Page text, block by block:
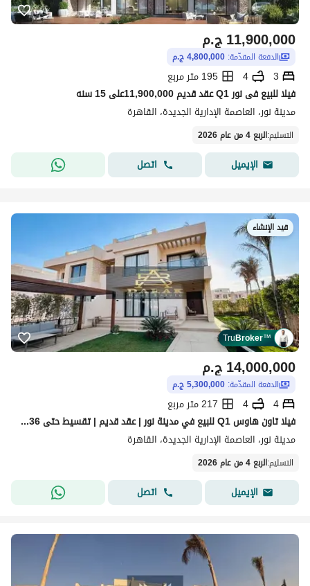
ج.م11,900,000
الدفعة المقدّمة: 4,800,000 ج.م
3
4
195 متر مربع
فيلا للبيع فى نور Q1 عقد قديم 11,900,000على 15 سنه
مدينة نور، العاصمة الإدارية الجديدة، القاهرة
التسليم:الربع 4 من عام 2026
الإيميل اتصل
قيد الإنشاء
TruBroker™
ج.م14,000,000
الدفعة المقدّمة: 5,300,000 ج.م
4
4
217 متر مربع
فيلا تاون هاوس Q1 للبيع في مدينة نور | عقد قديم | تقسيط حتى 2036 | فرصة استثنائية بسعر لن يتكرر
مدينة نور، العاصمة الإدارية الجديدة، القاهرة
التسليم:الربع 4 من عام 2026
الإيميل اتصل